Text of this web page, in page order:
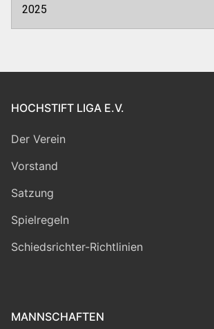
2025
HOCHSTIFT LIGA E.V.
Der Verein
Vorstand
Satzung
Spielregeln
Schiedsrichter-Richtlinien
MANNSCHAFTEN